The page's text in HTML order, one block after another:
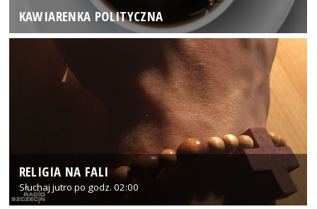
KAWIARENKA POLITYCZNA
RELIGIA NA FALI
Słuchaj jutro po godz. 02:00